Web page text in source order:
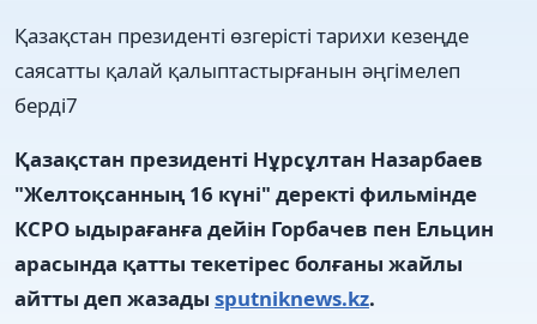
Қазақстан президенті өзгерісті тарихи кезеңде
саясатты қалай қалыптастырғанын әңгімелеп
берді7
Қазақстан президенті Нұрсұлтан Назарбаев
"Желтоқсанның 16 күні" деректі фильмінде
КСРО ыдырағанға дейін Горбачев пен Ельцин
арасында қатты текетірес болғаны жайлы
айтты деп жазады sputniknews.kz.